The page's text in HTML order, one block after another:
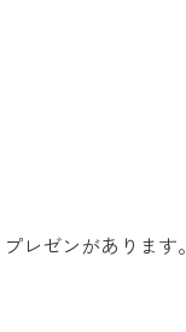
レゼンがあります。